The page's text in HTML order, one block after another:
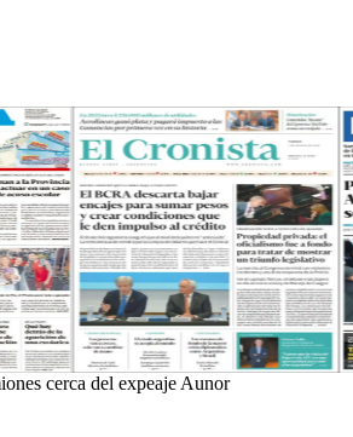
cerca del expeaje Aunor